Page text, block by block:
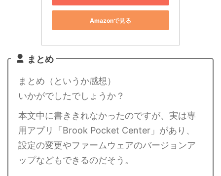
Amazonで見る
まとめ
まとめ（というか感想）
いかがでしたでしょうか？
本文中に書ききれなかったのですが、実は専
用アプリ「Brook Pocket Center」があり、
設定の変更やファームウェアのバージョンア
ップなどもできるのだそう。